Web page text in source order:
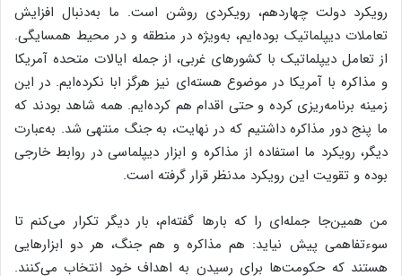
رویکرد دولت چهاردهم، رویکردی روشن است. ما به‌دنبال افزایش
تعاملات دیپلماتیک بوده‌ایم، به‌ویژه در منطقه و در محیط همسایگی.
از تعامل دیپلماتیک با کشورهای غربی، از جمله ایالات متحده آمریکا
و مذاکره با آمریکا در موضوع هسته‌ای نیز هرگز ابا نکرده‌ایم. در این
زمینه برنامه‌ریزی کرده و حتی اقدام هم کرده‌ایم. همه شاهد بودند که
ما پنج دور مذاکره داشتیم که در نهایت، به جنگ منتهی شد. به‌عبارت
دیگر، رویکرد ما استفاده از مذاکره و ابزار دیپلماسی در روابط خارجی
بوده و تقویت این رویکرد مدنظر قرار گرفته است.
من همین‌جا جمله‌ای را که بارها گفته‌ام، بار دیگر تکرار می‌کنم تا
سوء‌تفاهمی پیش نیاید: هم مذاکره و هم جنگ، هر دو ابزارهایی
هستند که حکومت‌ها برای رسیدن به اهداف خود انتخاب می‌کنند.